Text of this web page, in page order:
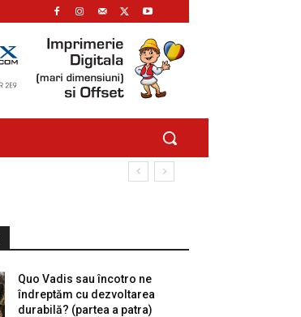
Quo Vadis sau încotro ne
îndreptăm cu dezvoltarea
durabilă? (partea a patra)